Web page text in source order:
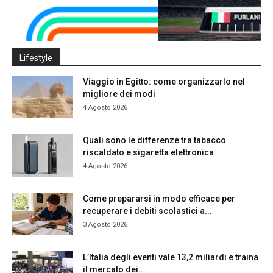
Lifestyle
Viaggio in Egitto: come organizzarlo nel
migliore dei modi
4 Agosto 2026
Quali sono le differenze tra tabacco
riscaldato e sigaretta elettronica
4 Agosto 2026
Come prepararsi in modo efficace per
recuperare i debiti scolastici a...
3 Agosto 2026
L’Italia degli eventi vale 13,2 miliardi e traina
il mercato dei...